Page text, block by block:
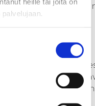
voidaan taata
on luovuttava, ja
Ylä-Savon
henkii
Tämä on sen